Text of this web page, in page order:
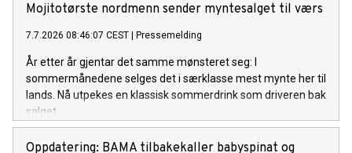
Mojitotørste nordmenn sender myntesalget til værs
7.7.2026 08:46:07 CEST | Pressemelding
År etter år gjentar det samme mønsteret seg: I
sommermånedene selges det i særklasse mest mynte her til
lands. Nå utpekes en klassisk sommerdrink som driveren bak
salget.
Oppdatering: BAMA tilbakekaller babyspinat og